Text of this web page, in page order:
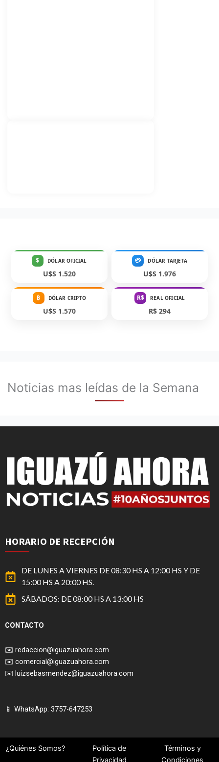
$ DÓLAR OFICIAL
U$S 1.520
💳 DÓLAR TARJETA
U$S 1.976
₿ DÓLAR CRIPTO
U$S 1.570
R$ REAL OFICIAL
R$ 294
Noticias mas leídas de la Semana
HORARIO DE RECEPCIÓN
DE LUNES A VIERNES DE 08:30 HS A 12:00 HS Y DE
15:00 HS A 20:00 HS.
SÁBADOS: DE 08:00 HS A 13:00 HS
CONTACTO
✉️ redaccion@iguazuahora.com
✉️ comercial@iguazuahora.com
✉️ luizsebasmendez@iguazuahora.com
📱 WhatsApp: 3757-647253
¿Quiénes Somos?
Política de
Privacidad
Términos y
Condiciones